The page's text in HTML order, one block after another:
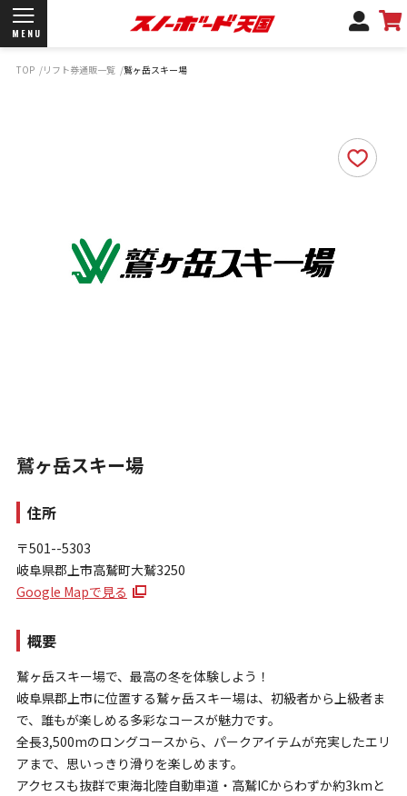
MENU
サポートデスク
弊社名義の郵便について
お問い合わせ
特定商取引法に基づく表示
TOP リフト券通販一覧 鷲ヶ岳スキー場
鷲ヶ岳スキー場
住所
〒501--5303
岐阜県郡上市高鷲町大鷲3250
Google Mapで見る
概要
鷲ヶ岳スキー場で、最高の冬を体験しよう！
岐阜県郡上市に位置する鷲ヶ岳スキー場は、初級者から上級者ま
で、誰もが楽しめる多彩なコースが魅力です。
全長3,500mのロングコースから、パークアイテムが充実したエリ
アまで、思いっきり滑りを楽しめます。
アクセスも抜群で東海北陸自動車道・高鷲ICからわずか約3kmと